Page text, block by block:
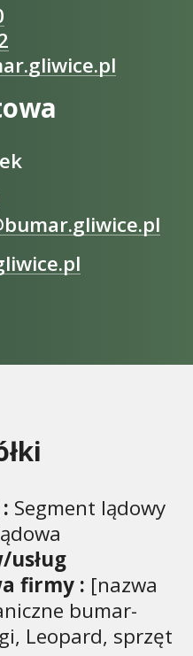
Segment lądowy
usług
firmy : [nazwa
bumar-
Leopard, sprzęt